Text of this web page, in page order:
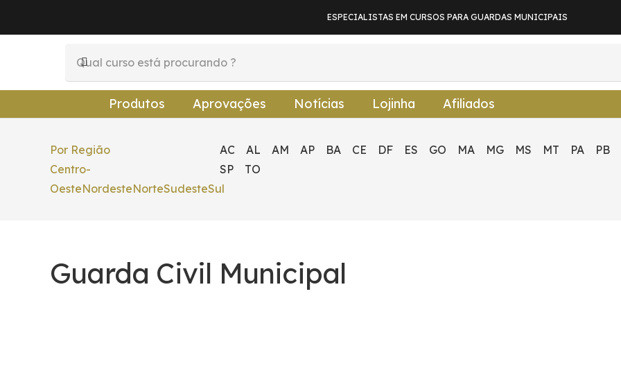
ESPECIALISTAS EM CURSOS PARA GUARDAS MUNICIPAIS
Produtos Aprovações Notícias Lojinha Afiliados
Por Região
Centro-
OesteNordesteNorteSudesteSul
AC AL AM AP BA CE DF ES GO MA MG MS MT PA
PB
SP
TO
Guarda Civil Municipal